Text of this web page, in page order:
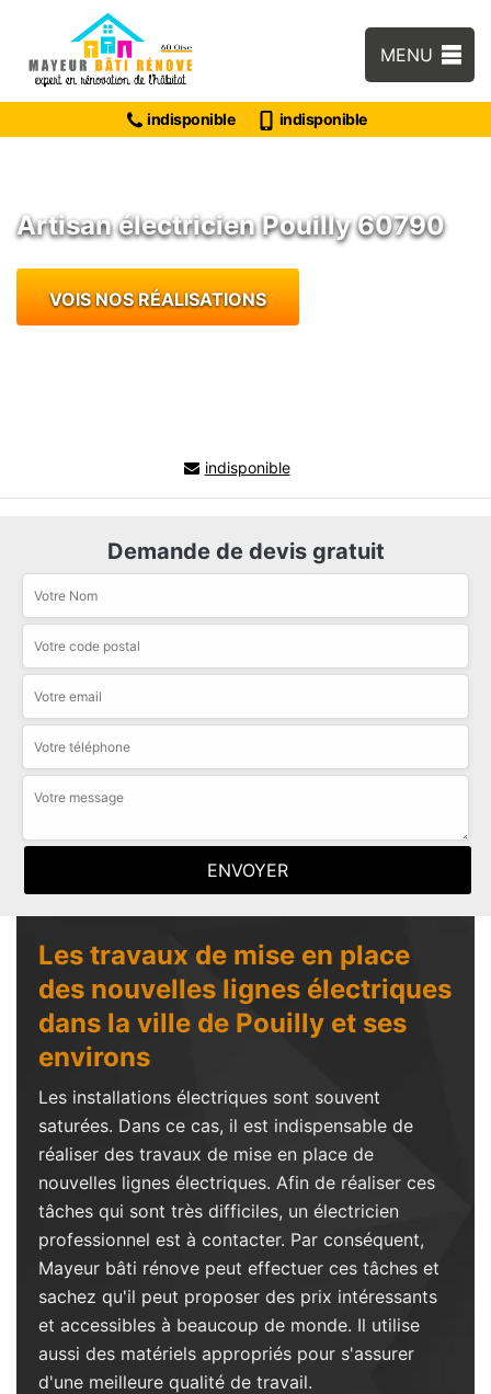
MENU
indisponible indisponible
Artisan électricien Pouilly 60790
VOIS NOS RÉALISATIONS
indisponible
Demande de devis gratuit
Les travaux de mise en place
des nouvelles lignes électriques
dans la ville de Pouilly et ses
environs
Les installations électriques sont souvent
saturées. Dans ce cas, il est indispensable de
réaliser des travaux de mise en place de
nouvelles lignes électriques. Afin de réaliser ces
tâches qui sont très difficiles, un électricien
professionnel est à contacter. Par conséquent,
Mayeur bâti rénove peut effectuer ces tâches et
sachez qu'il peut proposer des prix intéressants
et accessibles à beaucoup de monde. Il utilise
aussi des matériels appropriés pour s'assurer
d'une meilleure qualité de travail.